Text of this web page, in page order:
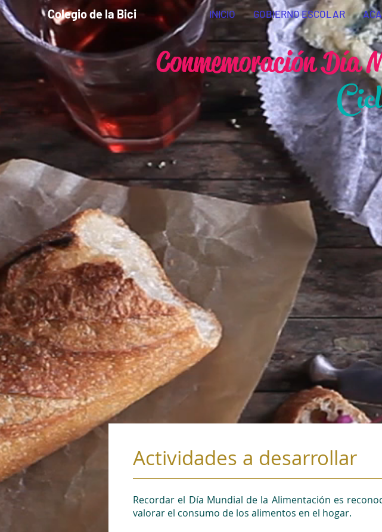
Colegio de la Bici INICIO GOBIERNO ESCOLAR
Conmemoración Día
Actividades a desarrollar
Recordar el Día Mundial de la Alimentación es
valorar el consumo de los alimentos en el hogar.